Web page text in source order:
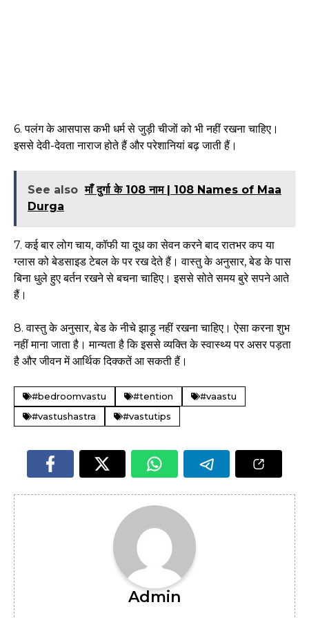
6. पलंग के आसपास कभी धर्म से जुड़ी चीजों को भी नहीं रखना चाहिए।
इससे देवी-देवता नाराज होते हैं और परेशानियां बढ़ जाती हैं।
See also माँ दुर्गा के 108 नाम | 108 Names of Maa
Durga
7. कई बार लोग चाय, कॉफी या दूध का सेवन करने बाद रातभर कप या
ग्लास को बेडसाइड टेबल के पर रख देते हैं। वास्तु के अनुसार, बेड के पास
बिना धुले हुए बर्तन रखने से बचना चाहिए। इससे सोते समय बुरे सपने आते
हैं।
8. वास्तु के अनुसार, बेड के नीचे झाड़ू नहीं रखना चाहिए। ऐसा करना शुभ
नहीं माना जाता है। मान्यता है कि इससे व्यक्ति के स्वास्थ्य पर असर पड़ता
है और जीवन में आर्थिक दिक्कतें आ सकती हैं।
#bedroomvastu #tention
#vaastu
#vastushastra
#vastutips
Admin